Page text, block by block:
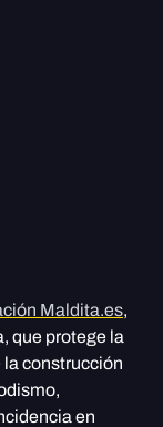
Maldita.es,
que protege la
construcción
en